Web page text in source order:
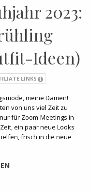
2023:
Ideen)
LINKS
meine Damen!
von uns viel Zeit zu
für Zoom-Meetings in
ein paar neue Looks
frisch in die neue